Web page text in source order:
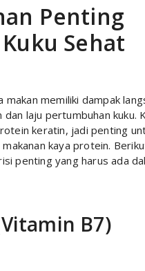
Penting
Sehat
makan memiliki dampak
dan laju pertumbuhan kuku.
keratin, jadi penting
kaya protein.
penting yang harus ada
B7)